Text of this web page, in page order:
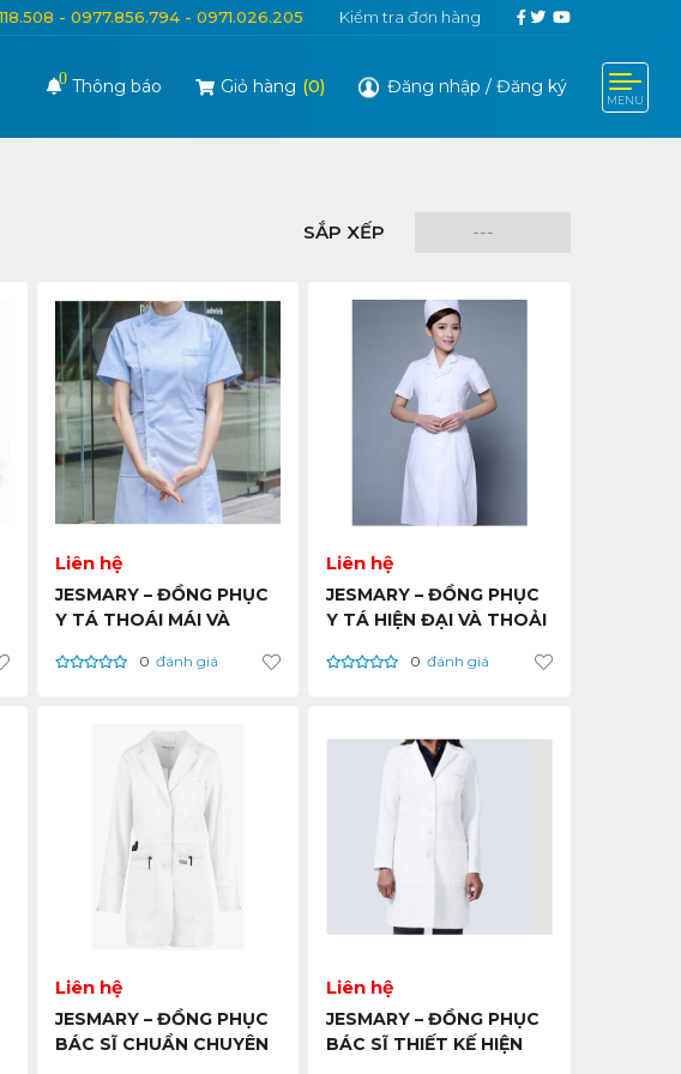
- 0977.856.794 - 0971.026.205 Kiểm tra đơn hàng
0Thông báo Giỏ hàng (0) Đăng nhập / Đăng ký
MENU
SẮP XẾP
Liên hệ
JESMARY – ĐỒNG PHỤC
Y TÁ THOÁI MÁI VÀ
LƯỢNG, UY TÍN, GIÁ RẺ –
0 đánh giá
Liên hệ
JESMARY – ĐỒNG PHỤC
Y TÁ HIỆN ĐẠI VÀ THOẢI
TÍN, GIÁ RẺ – HỒ CHÍ
0 đánh giá
Liên hệ
JESMARY – ĐỒNG PHỤC
BÁC SĨ CHUẨN CHUYÊN
Liên hệ
JESMARY – ĐỒNG PHỤC
BÁC SĨ THIẾT KẾ HIỆN